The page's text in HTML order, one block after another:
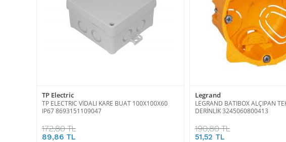
TP Electric
TP ELECTRIC VİDALI KARE BUAT 100X100X60
IP67 8693151109047
172,80 TL
89,86 TL
Legrand
LEGRAND BATIBOX ALÇIPAN
DERİNLİK 3245060800413
190,80 TL
51,52 TL